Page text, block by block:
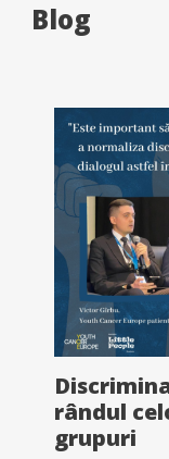
Blog
rândul
grupuri